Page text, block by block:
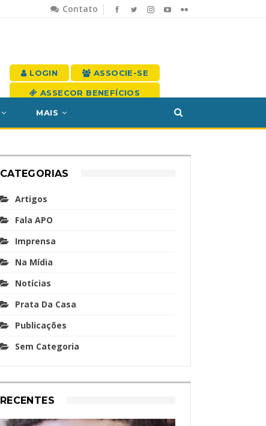
Contato
LOGIN ASSOCIE-SE
ASSECOR BENEFÍCIOS
MAIS
CATEGORIAS
Artigos
Fala APO
Imprensa
Na Mídia
Notícias
Prata Da Casa
Publicações
Sem Categoria
RECENTES